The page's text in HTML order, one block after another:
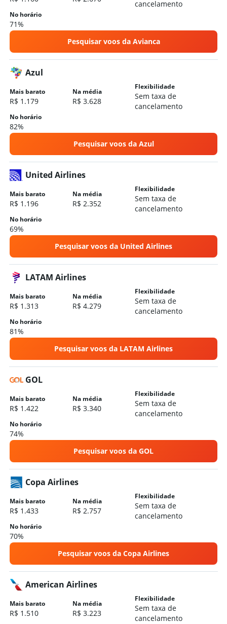
cancelamento
No horário
71%
Pesquisar voos da Avianca
Azul
Mais barato
R$ 1.179
Na média
R$ 3.628
Flexibilidade
Sem taxa de
cancelamento
No horário
82%
Pesquisar voos da Azul
United Airlines
Mais barato
R$ 1.196
Na média
R$ 2.352
Flexibilidade
Sem taxa de
cancelamento
No horário
69%
Pesquisar voos da United Airlines
LATAM Airlines
Mais barato
R$ 1.313
Na média
R$ 4.279
Flexibilidade
Sem taxa de
cancelamento
No horário
81%
Pesquisar voos da LATAM Airlines
GOL
Mais barato
R$ 1.422
Na média
R$ 3.340
Flexibilidade
Sem taxa de
cancelamento
No horário
74%
Pesquisar voos da GOL
Copa Airlines
Mais barato
R$ 1.433
Na média
R$ 2.757
Flexibilidade
Sem taxa de
cancelamento
No horário
70%
Pesquisar voos da Copa Airlines
American Airlines
Mais barato
R$ 1.510
Na média
R$ 3.223
Flexibilidade
Sem taxa de
cancelamento